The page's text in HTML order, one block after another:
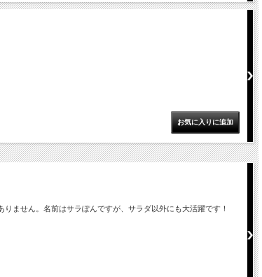
ません。名前はサラぽんですが、サラダ以外にも大活躍です！